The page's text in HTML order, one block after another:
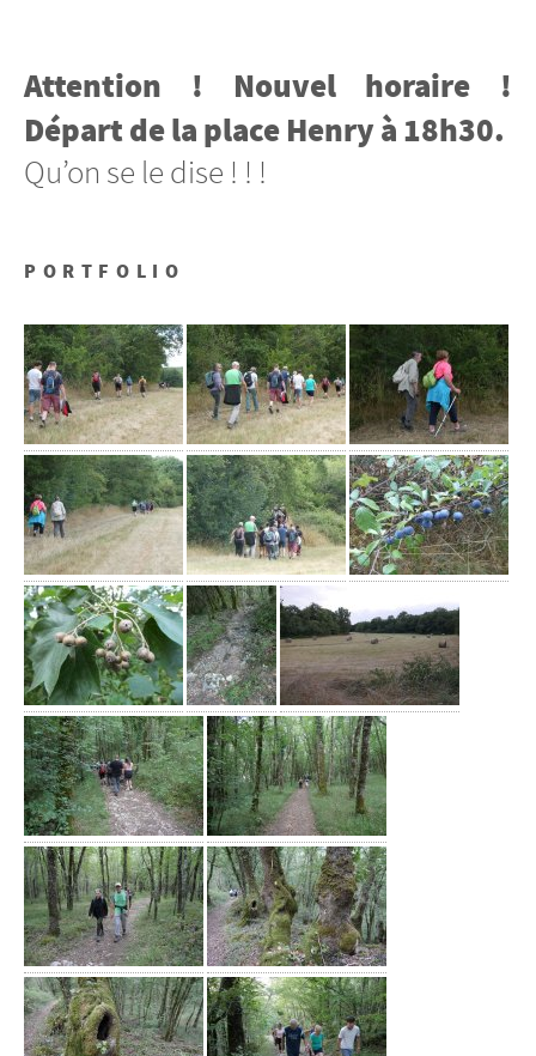
Attention ! Nouvel horaire !
Départ de la place Henry à 18h30.
Qu’on se le dise ! ! !
PORTFOLIO